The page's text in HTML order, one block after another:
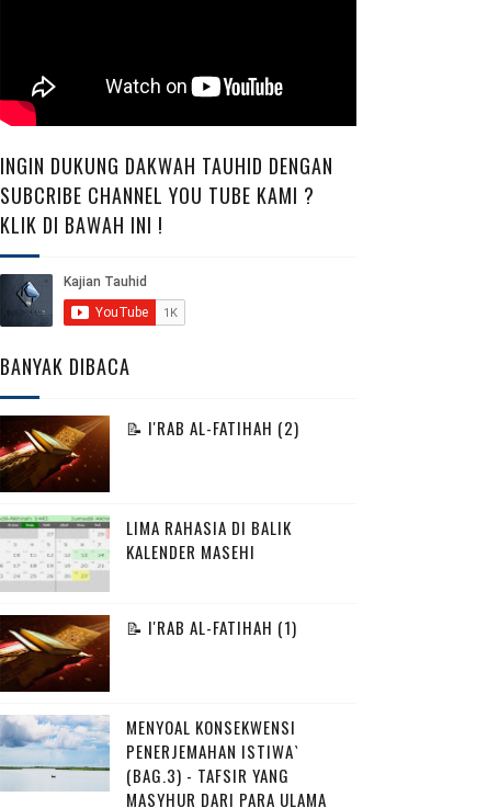
INGIN DUKUNG DAKWAH TAUHID DENGAN
SUBCRIBE CHANNEL YOU TUBE KAMI ?
KLIK DI BAWAH INI !
BANYAK DIBACA
📝 I'RAB AL-FATIHAH (2)
LIMA RAHASIA DI BALIK
KALENDER MASEHI
📝 I'RAB AL-FATIHAH (1)
MENYOAL KONSEKWENSI
PENERJEMAHAN ISTIWA`
(BAG.3) - TAFSIR YANG
MASYHUR DARI PARA ULAMA